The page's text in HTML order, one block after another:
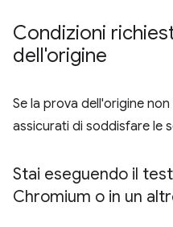
Condizioni
dell'origine
Se la prova dell'origine
assicurati di soddisfare le
Stai eseguendo il
Chromium o in un